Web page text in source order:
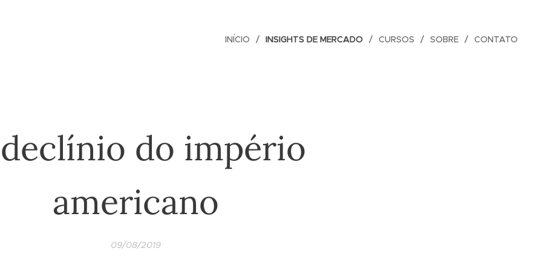
INÍCIO INSIGHTS DE MERCADO CURSOS SOBRE CONTATO
do império
americano
09/08/2019